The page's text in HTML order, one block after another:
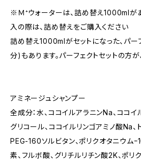
※Ｍ⁺ウォーターは、詰め替え1000mlが
入の際は、詰め替えをご購入ください
詰め替え1000mlがセットになった、パー
分)もあります。パーフェクトセットの方が
アミネージュシャンプー
全成分：水、ココイルアラニンNa、ココイ
グリコール、ココイルリンゴアミノ酸Na、
PEG-160ソルビタン、ポリクオタニウムｰ
素、フルボ酸、グリチルリチン酸2K、ポリ